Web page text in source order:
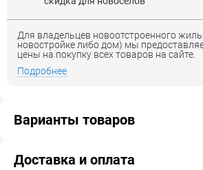
Для владельцев новоотстроенного
новостройке либо дом) мы
цены на покупку всех товаров на сайте.
Подробнее
Варианты товаров
Доставка и оплата